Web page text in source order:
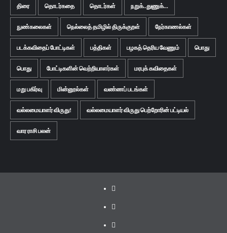
திரை தொடர்கதை தொடர்கள் நறுக்..துணுக்...
நுண்கலைகள் நெல்லைத் தமிழில் திருக்குறள் நேர்காணல்கள்
படக்கவிதைப் போட்டிகள் பத்திகள் பழகத் தெரிய வேணும் பொது
பொது போட்டிகளின் வெற்றியாளர்கள் மரபுக் கவிதைகள்
மறு பகிர்வு மின்னூல்கள் வண்ணப் படங்கள்
வல்லமையாளர் விருது! வல்லமையாளர் விருது பெற்றோரின் பட்டியல்
வார ராசி பலன்
Facebook
Twitter
Youtube